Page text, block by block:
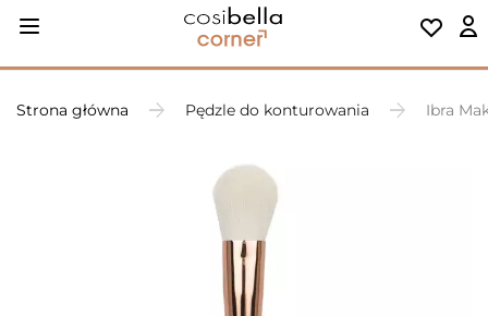
Strona główna Pędzle do konturowania Ibra